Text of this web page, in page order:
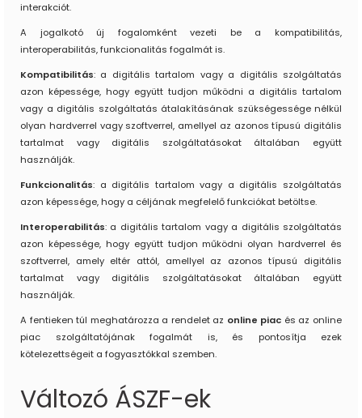
interakciót.
A jogalkotó új fogalomként vezeti be a kompatibilitás,
interoperabilitás, funkcionalitás fogalmát is.
Kompatibilitás: a digitális tartalom vagy a digitális szolgáltatás
azon képessége, hogy együtt tudjon működni a digitális tartalom
vagy a digitális szolgáltatás átalakításának szükségessége nélkül
olyan hardverrel vagy szoftverrel, amellyel az azonos típusú digitális
tartalmat vagy digitális szolgáltatásokat általában együtt
használják.
Funkcionalitás: a digitális tartalom vagy a digitális szolgáltatás
azon képessége, hogy a céljának megfelelő funkciókat betöltse.
Interoperabilitás: a digitális tartalom vagy a digitális szolgáltatás
azon képessége, hogy együtt tudjon működni olyan hardverrel és
szoftverrel, amely eltér attól, amellyel az azonos típusú digitális
tartalmat vagy digitális szolgáltatásokat általában együtt
használják.
A fentieken túl meghatározza a rendelet az online piac és az online
piac szolgáltatójának fogalmát is, és pontosítja ezek
kötelezettségeit a fogyasztókkal szemben.
Változó ÁSZF-ek